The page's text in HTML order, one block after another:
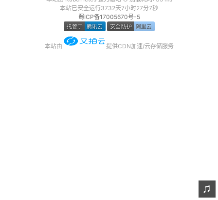
关于
本站已安全运行3732天7小时27分7秒
蜀ICP备17005670号-5
本站由 提供CDN加速/云存储服务